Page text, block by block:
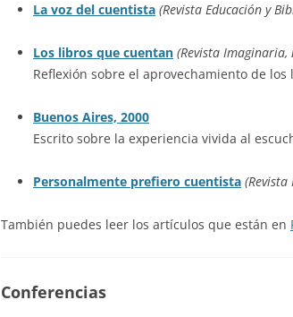
La voz del cuentista (Revista Educación y
Los libros que cuentan (Revista Imaginaria,
Reflexión sobre el aprovechamiento de
Buenos Aires, 2000
Escrito sobre la experiencia vivida al
Personalmente prefiero cuentista (Revista
También puedes leer los artículos que están en
Conferencias